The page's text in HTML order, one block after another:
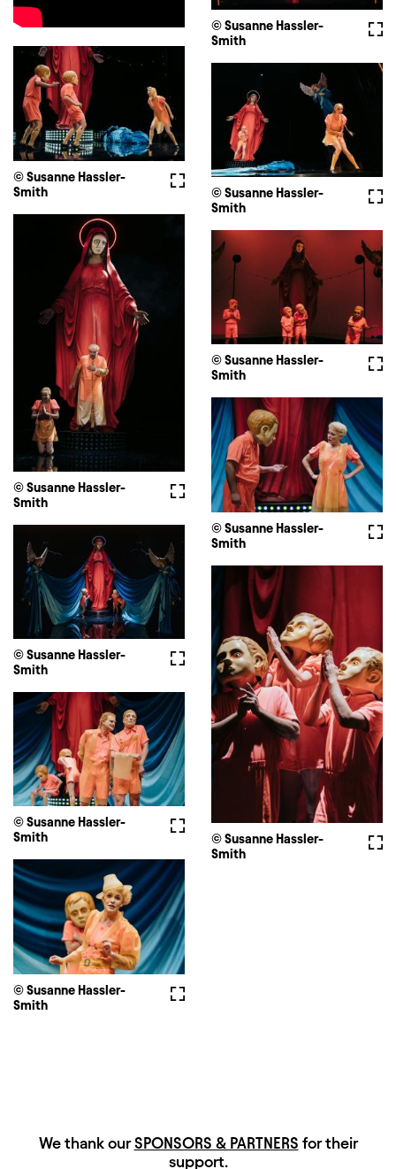
© Susanne Hassler-
Smith
Fullscreen
© Susanne Hassler-
Smith
© Susanne Hassler-
Smith
Fullscreen
© Susanne Hassler-
Smith
© Susanne Hassler-
Smith
© Susanne Hassler-
Smith
Fullscreen
© Susanne Hassler-
Smith
© Susanne Hassler-
Smith
Fullscreen
© Susanne Hassler-
Smith
Fullscreen
© Susanne Hassler-
Smith
HAUPTSPONSOREN
We thank ourSPONSORS & PARTNERS for their
support.